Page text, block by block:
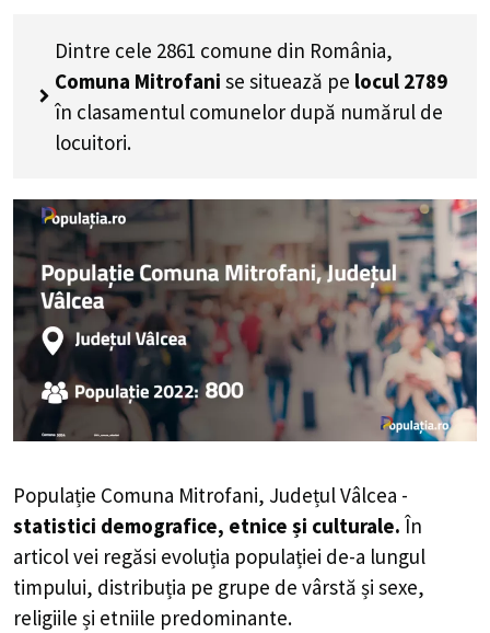
Dintre cele 2861 comune din România,
Comuna Mitrofani se situează pe locul 2789
în clasamentul comunelor după numărul de
locuitori.
Populație Comuna Mitrofani, Județul Vâlcea -
statistici demografice, etnice și culturale. În
articol vei regăsi evoluția populației de-a lungul
timpului, distribuția pe grupe de vârstă și sexe,
religiile și etniile predominante.